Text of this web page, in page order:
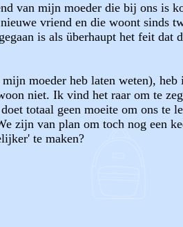
van mijn moeder die bij ons is
vriend en die woont sinds
is als überhaupt het feit dat
moeder heb laten weten), heb
niet. Ik vind het raar om te
totaal geen moeite om ons te
zijn van plan om toch nog een
te maken?